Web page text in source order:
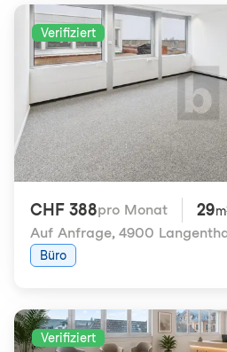
Verifiziert
CHF 388pro Monat 29
Auf Anfrage, 4900
Büro
Verifiziert